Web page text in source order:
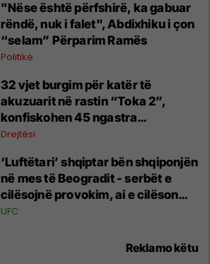
"Nëse është përfshirë, ka gabuar
rëndë, nuk i falet", Abdixhiku i çon
“selam” Përparim Ramës
Politikë
32 vjet burgim për katër të
akuzuarit në rastin “Toka 2”,
konfiskohen 45 ngastra
kadastrale
Drejtësi
‘Luftëtari’ shqiptar bën shqiponjën
në mes të Beogradit - serbët e
cilësojnë provokim, ai e cilëson
simbol të identitetit
UFC
Reklamo këtu